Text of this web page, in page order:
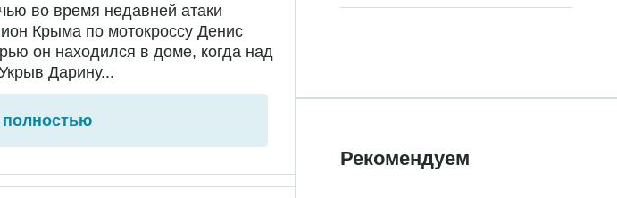
во время недавней атаки
Крыма по мотокроссу Денис
он находился в доме, когда над
Дарину...
полностью
Рекомендуем